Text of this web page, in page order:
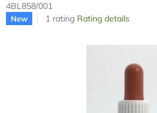
4BL858/001
New
The
1 rating Rating details